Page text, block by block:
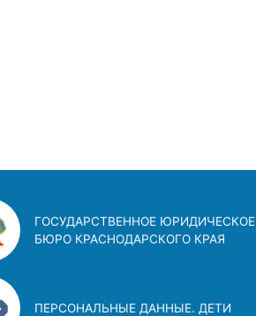
ГОСУДАРСТВЕННОЕ ЮРИДИЧЕСКОЕ
БЮРО КРАСНОДАРСКОГО КРАЯ
ПЕРСОНАЛЬНЫЕ ДАННЫЕ. ДЕТИ